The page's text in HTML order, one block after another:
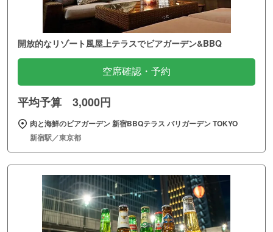
開放的なリゾート風屋上テラスでビアガーデン&BBQ
空席確認・予約
平均予算 3,000円
肉と海鮮のビアガーデン 新宿BBQテラス バリガーデン TOKYO
新宿駅／東京都